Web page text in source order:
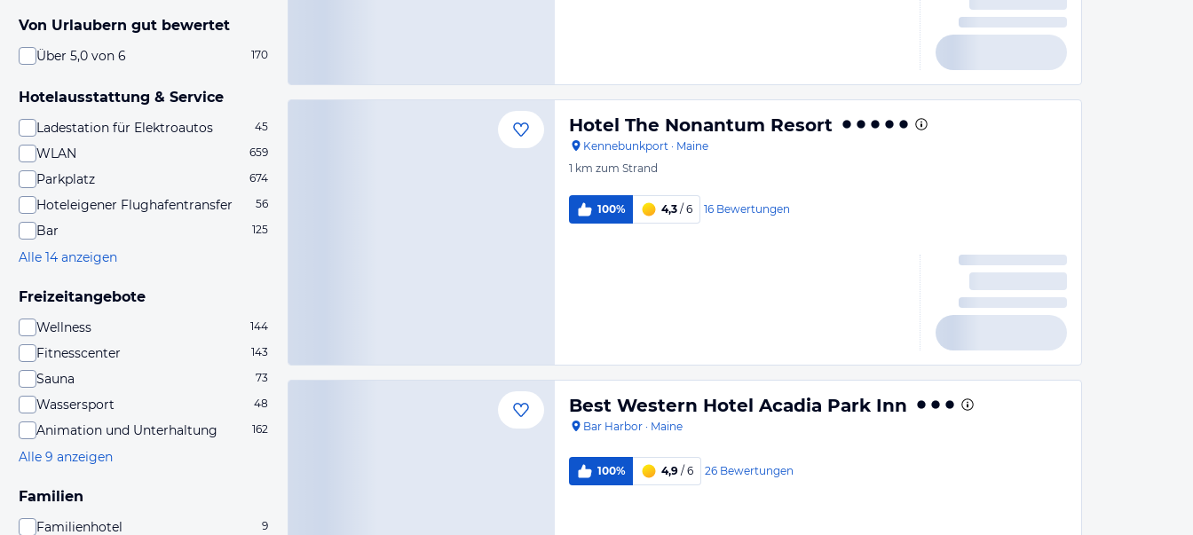
Von Urlaubern gut bewertet
Über 5,0 von 6 170
Hotelausstattung & Service
Ladestation für Elektroautos 45
WLAN 659
Parkplatz 674
Hoteleigener Flughafentransfer 56
Bar 125
Alle 14 anzeigen
Freizeitangebote
Wellness 144
Fitnesscenter 143
Sauna 73
Wassersport 48
Animation und Unterhaltung 162
Alle 9 anzeigen
Familien
Familienhotel 9
Hotel The Nonantum Resort
Kennebunkport · Maine
1 km zum Strand
100% 4,3 / 6 16 Bewertungen
Best Western Hotel Acadia Park Inn
Bar Harbor · Maine
100% 4,9 / 6 26 Bewertungen